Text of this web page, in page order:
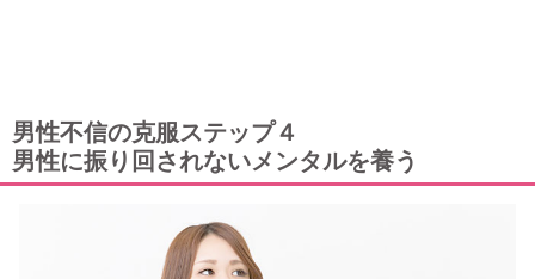
男性不信の克服ステップ４
男性に振り回されないメンタルを養う